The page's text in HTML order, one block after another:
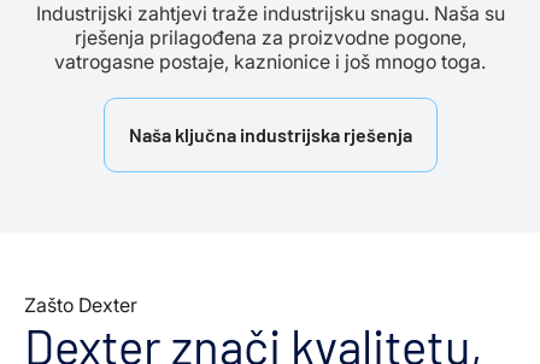
Industrijski zahtjevi traže industrijsku snagu. Naša su
rješenja prilagođena za proizvodne pogone,
vatrogasne postaje, kaznionice i još mnogo toga.
Naša ključna industrijska rješenja
Zašto Dexter
Dexter znači kvalitetu,